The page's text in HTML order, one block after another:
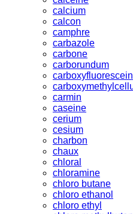
calcium
calcon
camphre
carbazole
carbone
carborundum
carboxyfluorescein
carmin
caseine
cerium
cesium
charbon
chaux
chloral
chloramine
chloro butane
chloro ethanol
chloro ethyl